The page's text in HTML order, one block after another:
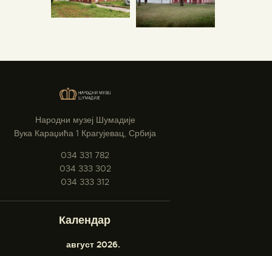
Народни музеј Шумадије
Вука Караџића 1 Крагујевац, Србија
034 331 782
034 333 302
034 333 312
Календар
август 2026.